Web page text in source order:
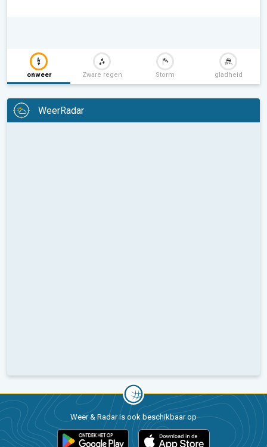
onweer Zware regen Storm gladheid
WeerRadar
Weer & Radar is ook beschikbaar op